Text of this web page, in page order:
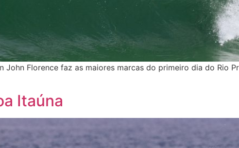
John Florence faz as maiores marcas do primeiro dia do Rio
Itaúna